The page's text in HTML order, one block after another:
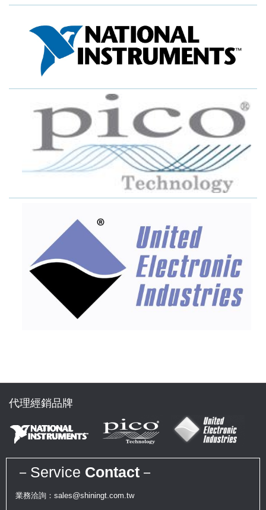
代理經銷品牌
－Service Contact －
業務洽詢：sales@shiningt.com.tw